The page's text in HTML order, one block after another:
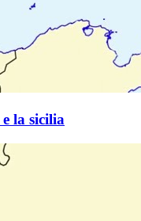
la sicilia